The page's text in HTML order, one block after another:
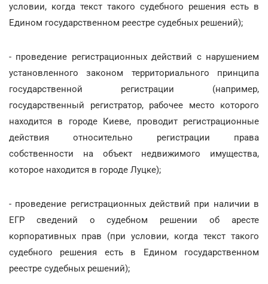
условии, когда текст такого судебного решения есть в
Едином государственном реестре судебных решений);
- проведение регистрационных действий с нарушением
установленного законом территориального принципа
государственной регистрации (например,
государственный регистратор, рабочее место которого
находится в городе Киеве, проводит регистрационные
действия относительно регистрации права
собственности на объект недвижимого имущества,
которое находится в городе Луцке);
- проведение регистрационных действий при наличии в
ЕГР сведений о судебном решении об аресте
корпоративных прав (при условии, когда текст такого
судебного решения есть в Едином государственном
реестре судебных решений);